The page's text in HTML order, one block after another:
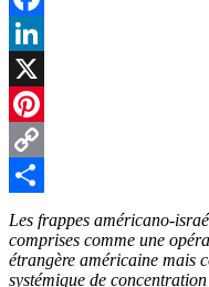
Facebook
LinkedIn
X
Pinterest
Copy
Link
Partager
Les frappes américano-
comprises comme une
étrangère américaine mais
systémique de